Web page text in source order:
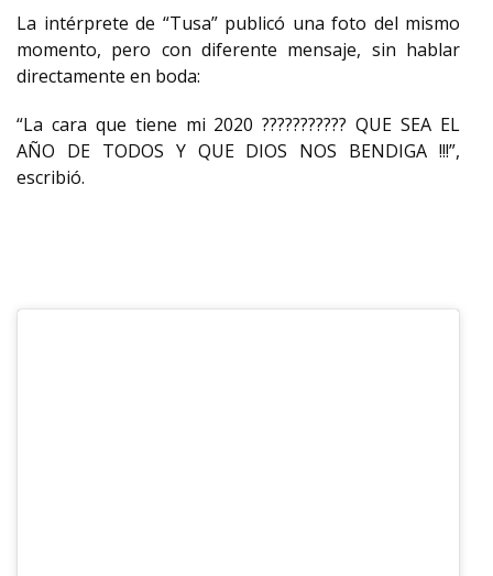
La intérprete de “Tusa” publicó una foto del mismo
momento, pero con diferente mensaje, sin hablar
directamente en boda:
“La cara que tiene mi 2020 ??????????? QUE SEA EL
AÑO DE TODOS Y QUE DIOS NOS BENDIGA !!!”,
escribió.